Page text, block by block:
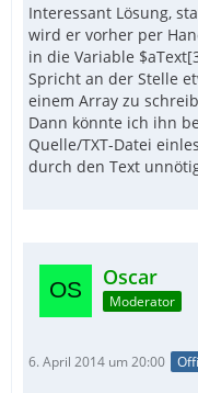
Interessant Lösung,
wird er vorher per
in die Variable
Spricht an der Stelle
einem Array zu
Dann könnte ich ihn
Quelle/TXT-Datei
durch den Text
Oscar
Moderator
6. April 2014 um 20:00